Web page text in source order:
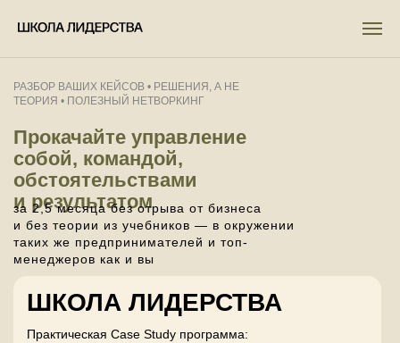
ШКОЛА ЛИДЕРСТВА
Прокачайте управление
собой, командой,
обстоятельствами
и результатом
Практическая Case Study программа:
за 2,5 месяца без отрыва от бизнеса
и без теории из учебников — в окружении
таких же предпринимателей и топ-
менеджеров как и вы
РАЗБОР ВАШИХ КЕЙСОВ • РЕШЕНИЯ, А НЕ
ТЕОРИЯ • ПОЛЕЗНЫЙ НЕТВОРКИНГ